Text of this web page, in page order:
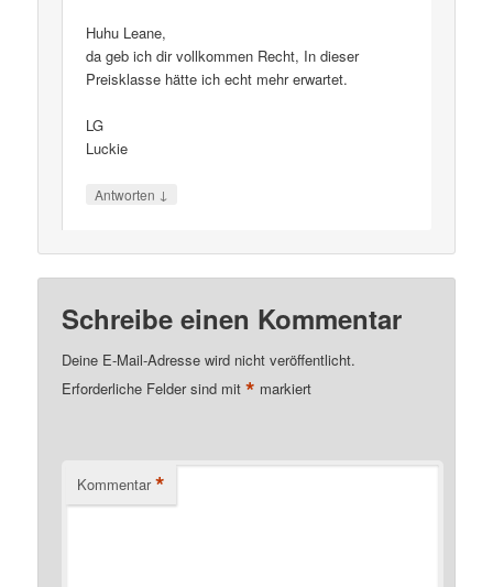
Huhu Leane,
da geb ich dir vollkommen Recht, In dieser
Preisklasse hätte ich echt mehr erwartet.
LG
Luckie
Antworten ↓
Schreibe einen Kommentar
Deine E-Mail-Adresse wird nicht veröffentlicht.
Erforderliche Felder sind mit* markiert
Kommentar *